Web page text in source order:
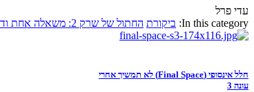
עדי פרל
In this category: ביקורת החתול של שרק 2: משאלה אחת ודי
חלל אינסופי (Final Space) לא תמשיך אחרי
עונה 3